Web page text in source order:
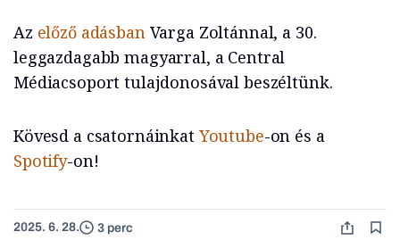
Az előző adásban Varga Zoltánnal, a 30.
leggazdagabb magyarral, a Central
Médiacsoport tulajdonosával beszéltünk.
Kövesd a csatornáinkat Youtube-on és a
Spotify-on!
2025. 6. 28. 3 perc